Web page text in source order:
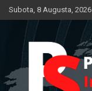
Skip
to
Subota, 8 Augusta, 2026